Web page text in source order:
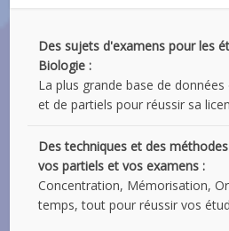
Des sujets d'examens pour les
Biologie :
La plus grande base de
et de partiels pour réussir sa
Des techniques et des
vos partiels et vos examens :
Concentration, Mémorisation,
temps, tout pour réussir vos